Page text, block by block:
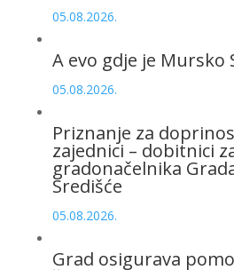
05.08.2026.
A evo gdje je Mursko
05.08.2026.
Priznanje za
zajednici – dobitnici
gradonačelnika
Središće
05.08.2026.
Grad osigurava